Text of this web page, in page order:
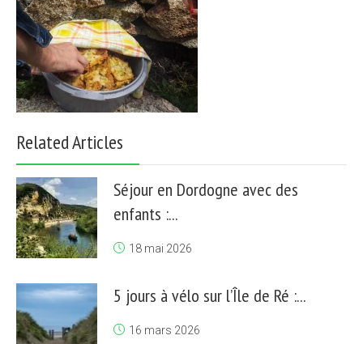
Related Articles
Séjour en Dordogne avec des
enfants :...
18 mai 2026
5 jours à vélo sur l’Île de Ré :...
16 mars 2026